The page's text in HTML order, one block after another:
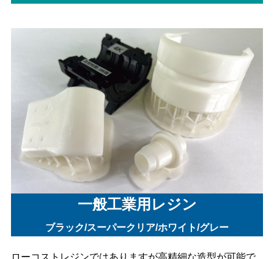
一般工業用レジン
ブラック/スーパークリア/ホワイト/グレー
ローコストレジンではありますが高精細な造型が可能で